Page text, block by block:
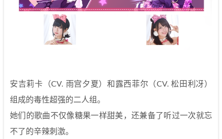
安吉莉卡（CV. 雨宫夕夏）和露西菲尔（CV. 松田利冴）
组成的毒性超强的二人组。
她们的歌曲不仅像糖果一样甜美，还兼备了听过一次就忘
不了的辛辣刺激。